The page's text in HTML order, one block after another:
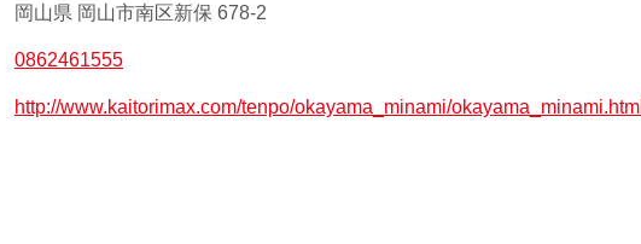
岡山県 岡山市南区新保 678-2
0862461555
http://www.kaitorimax.com/tenpo/okayama_minami/okayama_minami.html